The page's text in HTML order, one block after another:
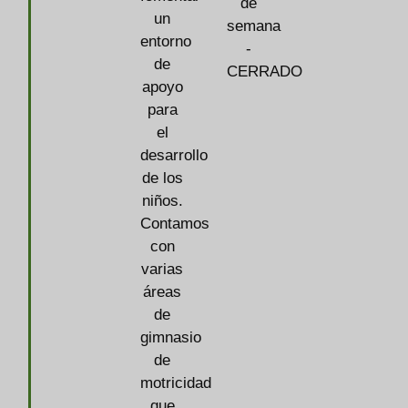
un
entorno
de
apoyo
para
el
desarrollo
de los
niños.
Contamos
con
varias
áreas
de
gimnasio
de
motricidad
semana
-
CERRADO